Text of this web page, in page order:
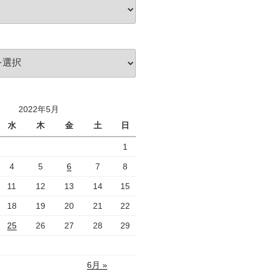
2022年5月
水
木 金 土 日
1
4 5 6 7 8
11 12 13 14 15
18 19 20 21 22
25 26 27 28 29
6月 »